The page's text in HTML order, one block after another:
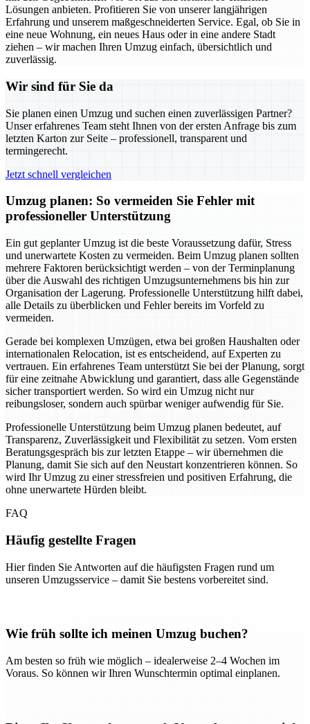
Lösungen anbieten. Profitieren Sie von unserer langjährigen
Erfahrung und unserem maßgeschneiderten Service. Egal, ob Sie in
eine neue Wohnung, ein neues Haus oder in eine andere Stadt
ziehen – wir machen Ihren Umzug einfach, übersichtlich und
zuverlässig.
Wir sind für Sie da
Sie planen einen Umzug und suchen einen zuverlässigen Partner?
Unser erfahrenes Team steht Ihnen von der ersten Anfrage bis zum
letzten Karton zur Seite – professionell, transparent und
termingerecht.
Jetzt schnell vergleichen
Umzug planen: So vermeiden Sie Fehler mit
professioneller Unterstützung
Ein gut geplanter Umzug ist die beste Voraussetzung dafür, Stress
und unerwartete Kosten zu vermeiden. Beim Umzug planen sollten
mehrere Faktoren berücksichtigt werden – von der Terminplanung
über die Auswahl des richtigen Umzugsunternehmens bis hin zur
Organisation der Lagerung. Professionelle Unterstützung hilft dabei,
alle Details zu überblicken und Fehler bereits im Vorfeld zu
vermeiden.
Gerade bei komplexen Umzügen, etwa bei großen Haushalten oder
internationalen Relocation, ist es entscheidend, auf Experten zu
vertrauen. Ein erfahrenes Team unterstützt Sie bei der Planung, sorgt
für eine zeitnahe Abwicklung und garantiert, dass alle Gegenstände
sicher transportiert werden. So wird ein Umzug nicht nur
reibungsloser, sondern auch spürbar weniger aufwendig für Sie.
Professionelle Unterstützung beim Umzug planen bedeutet, auf
Transparenz, Zuverlässigkeit und Flexibilität zu setzen. Vom ersten
Beratungsgespräch bis zur letzten Etappe – wir übernehmen die
Planung, damit Sie sich auf den Neustart konzentrieren können. So
wird Ihr Umzug zu einer stressfreien und positiven Erfahrung, die
ohne unerwartete Hürden bleibt.
FAQ
Häufig gestellte Fragen
Hier finden Sie Antworten auf die häufigsten Fragen rund um
unseren Umzugsservice – damit Sie bestens vorbereitet sind.
Wie früh sollte ich meinen Umzug buchen?
Am besten so früh wie möglich – idealerweise 2–4 Wochen im
Voraus. So können wir Ihren Wunschtermin optimal einplanen.